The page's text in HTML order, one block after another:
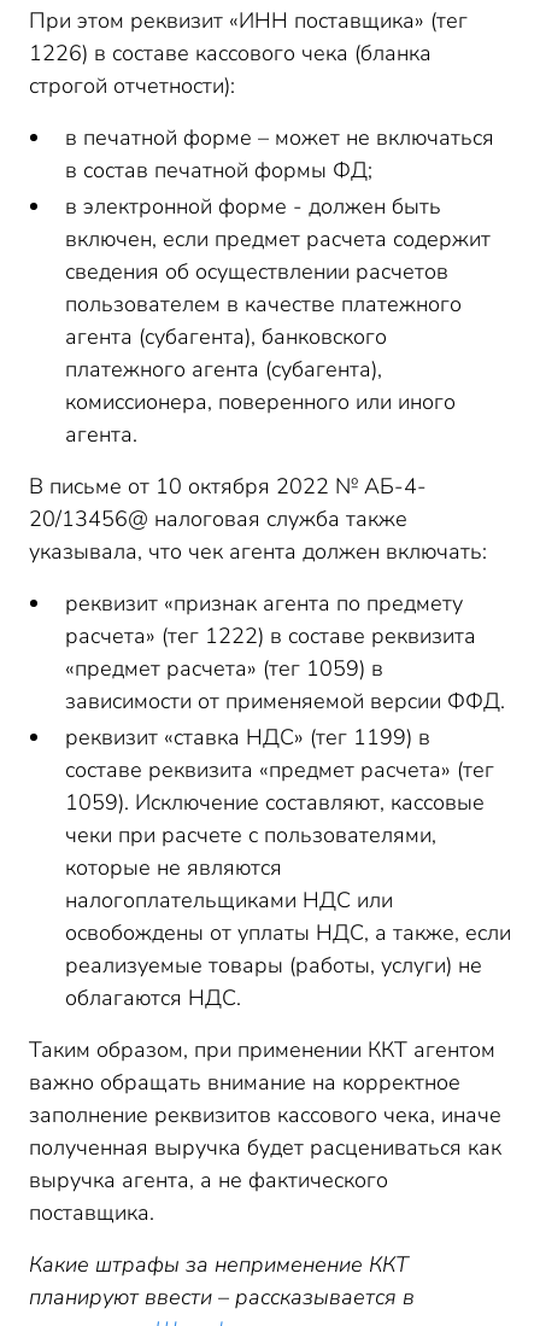
При этом реквизит «ИНН поставщика» (тег
1226) в составе кассового чека (бланка
строгой отчетности):
в печатной форме – может не включаться
в состав печатной формы ФД;
в электронной форме - должен быть
включен, если предмет расчета содержит
сведения об осуществлении расчетов
пользователем в качестве платежного
агента (субагента), банковского
платежного агента (субагента),
комиссионера, поверенного или иного
агента.
В письме от 10 октября 2022 № АБ-4-
20/13456@ налоговая служба также
указывала, что чек агента должен включать:
реквизит «признак агента по предмету
расчета» (тег 1222) в составе реквизита
«предмет расчета» (тег 1059) в
зависимости от применяемой версии ФФД.
реквизит «ставка НДС» (тег 1199) в
составе реквизита «предмет расчета» (тег
1059). Исключение составляют, кассовые
чеки при расчете с пользователями,
которые не являются
налогоплательщиками НДС или
освобождены от уплаты НДС, а также, если
реализуемые товары (работы, услуги) не
облагаются НДС.
Таким образом, при применении ККТ агентом
важно обращать внимание на корректное
заполнение реквизитов кассового чека, иначе
полученная выручка будет расцениваться как
выручка агента, а не фактического
поставщика.
Какие штрафы за неприменение ККТ
планируют ввести – рассказывается в